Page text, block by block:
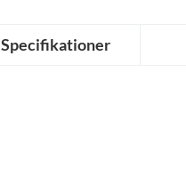
Specifikationer